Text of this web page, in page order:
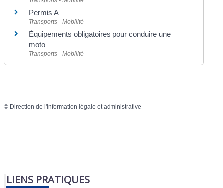
Permis A
Transports - Mobilité
Équipements obligatoires pour conduire une
moto
Transports - Mobilité
© Direction de l'information légale et administrative
LIENS PRATIQUES